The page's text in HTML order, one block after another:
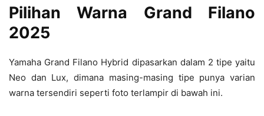
Pilihan Warna Grand Filano
2025
Yamaha Grand Filano Hybrid dipasarkan dalam 2 tipe yaitu
Neo dan Lux, dimana masing-masing tipe punya varian
warna tersendiri seperti foto terlampir di bawah ini.